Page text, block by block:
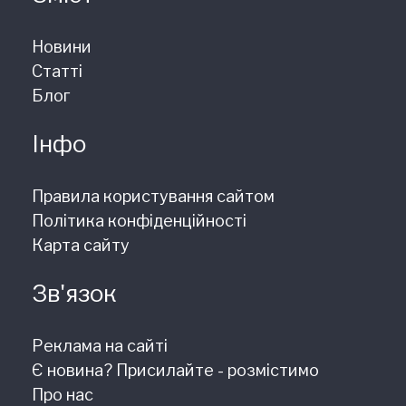
Новини
Статті
Блог
Інфо
Правила користування сайтом
Політика конфіденційності
Карта сайту
Зв'язок
Реклама на сайті
Є новина? Присилайте - розмістимо
Про нас